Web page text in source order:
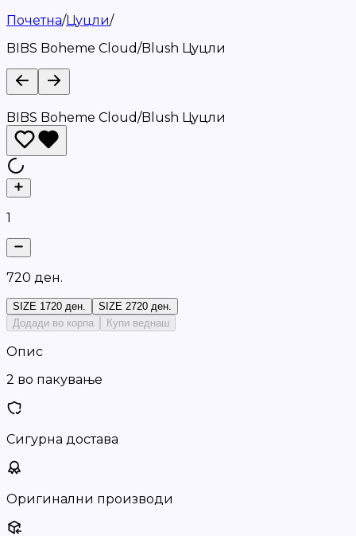
Почетна/Цуцли/
BIBS Boheme Cloud/Blush Цуцли
BIBS Boheme Cloud/Blush Цуцли
1
720 ден.
SIZE 1720 ден. SIZE 2720 ден.
Додади во корпа
Купи веднаш
Опис
2 во пакување
Сигурна достава
Оригинални производи